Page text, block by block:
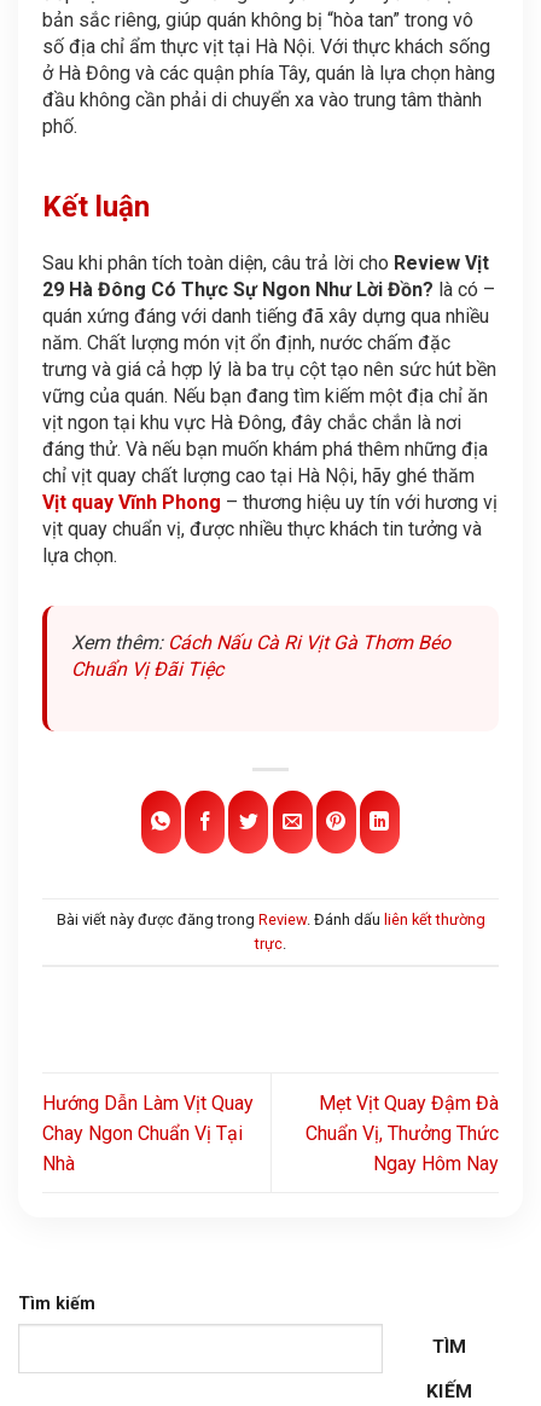
bản sắc riêng, giúp quán không bị “hòa tan” trong vô
số địa chỉ ẩm thực vịt tại Hà Nội. Với thực khách sống
ở Hà Đông và các quận phía Tây, quán là lựa chọn hàng
đầu không cần phải di chuyển xa vào trung tâm thành
phố.
Kết luận
Sau khi phân tích toàn diện, câu trả lời cho Review Vịt
29 Hà Đông Có Thực Sự Ngon Như Lời Đồn? là có –
quán xứng đáng với danh tiếng đã xây dựng qua nhiều
năm. Chất lượng món vịt ổn định, nước chấm đặc
trưng và giá cả hợp lý là ba trụ cột tạo nên sức hút bền
vững của quán. Nếu bạn đang tìm kiếm một địa chỉ ăn
vịt ngon tại khu vực Hà Đông, đây chắc chắn là nơi
đáng thử. Và nếu bạn muốn khám phá thêm những địa
chỉ vịt quay chất lượng cao tại Hà Nội, hãy ghé thăm
Vịt quay Vĩnh Phong – thương hiệu uy tín với hương vị
vịt quay chuẩn vị, được nhiều thực khách tin tưởng và
lựa chọn.
Xem thêm: Cách Nấu Cà Ri Vịt Gà Thơm Béo
Chuẩn Vị Đãi Tiệc
Bài viết này được đăng trong Review. Đánh dấu liên kết thường
trực
Hướng Dẫn Làm Vịt Quay
Chay Ngon Chuẩn Vị Tại
Nhà
Mẹt Vịt Quay Đậm Đà
Chuẩn Vị, Thưởng Thức
Ngay Hôm Nay
Tìm kiếm
TÌM
KIẾM